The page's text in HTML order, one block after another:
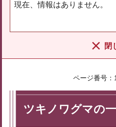
現在、情報はありません。
閉
ページ番号：
ツキノワグマの